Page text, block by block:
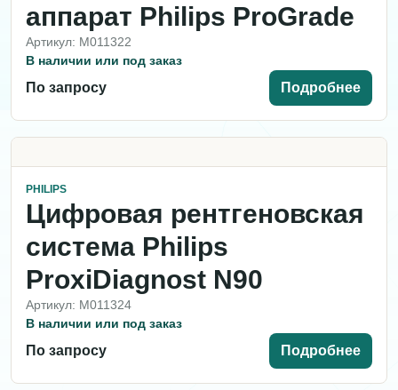
аппарат Philips ProGrade
Артикул: M011322
В наличии или под заказ
По запросу Подробнее
PHILIPS
Цифровая рентгеновская
система Philips
ProxiDiagnost N90
Артикул: M011324
В наличии или под заказ
По запросу Подробнее